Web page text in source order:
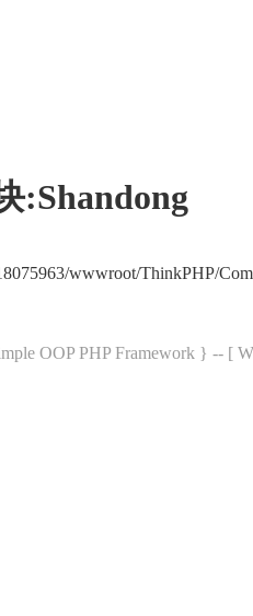
:Shandong
wwwroot/ThinkPHP/
OOP PHP Framework } -- [